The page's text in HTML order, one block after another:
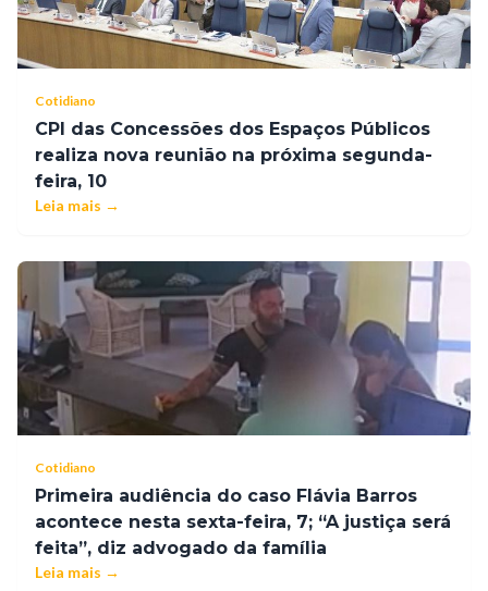
Cotidiano
CPI das Concessões dos Espaços Públicos
realiza nova reunião na próxima segunda-
feira, 10
Leia mais →
Cotidiano
Primeira audiência do caso Flávia Barros
acontece nesta sexta-feira, 7; “A justiça será
feita”, diz advogado da família
Leia mais →